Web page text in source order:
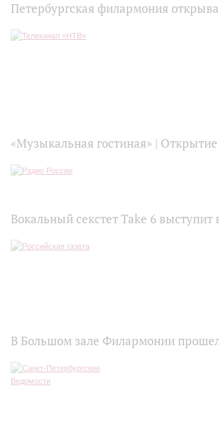
Петербургская филармония
«Музыкальная гостиная» |
Вокальный секстет Take 6 выступит
В Большом зале Филармонии